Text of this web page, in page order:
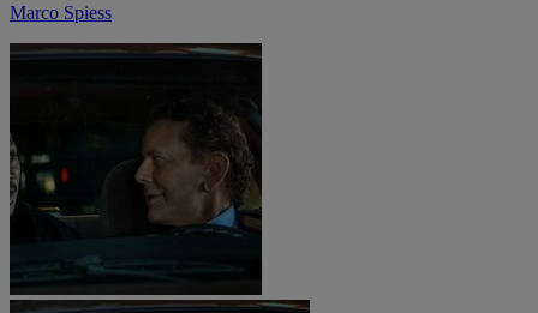
Marco Spiess